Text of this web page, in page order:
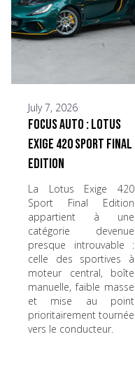
July 7, 2026
Focus Auto : Lotus
Exige 420 Sport Final
Edition
La Lotus Exige 420
Sport Final Edition
appartient à une
catégorie devenue
presque introuvable :
celle des sportives à
moteur central, boîte
manuelle, faible masse
et mise au point
prioritairement tournée
vers le conducteur.